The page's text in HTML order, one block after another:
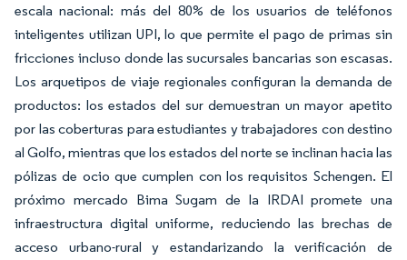
escala nacional: más del 80% de los usuarios de teléfonos
inteligentes utilizan UPI, lo que permite el pago de primas sin
fricciones incluso donde las sucursales bancarias son escasas.
Los arquetipos de viaje regionales configuran la demanda de
productos: los estados del sur demuestran un mayor apetito
por las coberturas para estudiantes y trabajadores con destino
al Golfo, mientras que los estados del norte se inclinan hacia las
pólizas de ocio que cumplen con los requisitos Schengen. El
próximo mercado Bima Sugam de la IRDAI promete una
infraestructura digital uniforme, reduciendo las brechas de
acceso urbano-rural y estandarizando la verificación de